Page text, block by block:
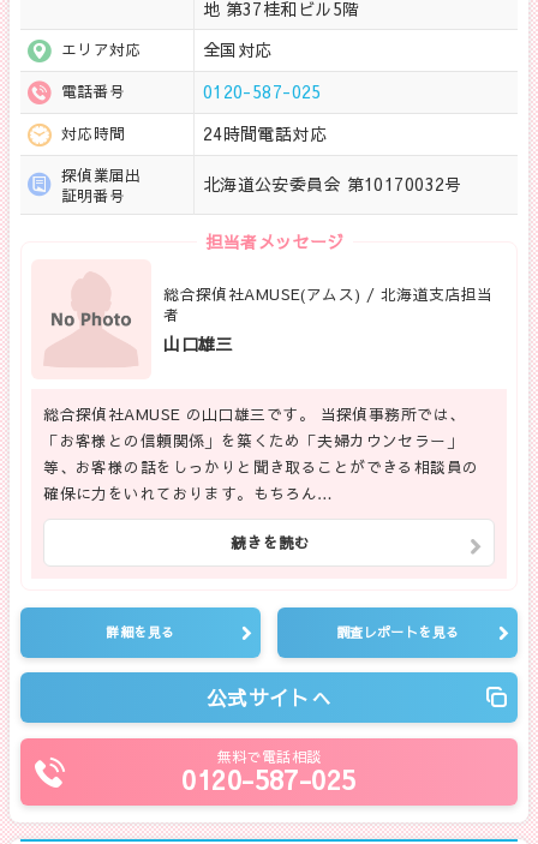
地 第37桂和ビル5階
エリア対応 全国対応
電話番号 0120-587-025
対応時間 24時間電話対応
探偵業届出
証明番号
北海道公安委員会 第10170032号
担当者メッセージ
総合探偵社AMUSE(アムス) / 北海道支店担当
者
山口雄三
総合探偵社AMUSE の山口雄三です。 当探偵事務所では、
「お客様との信頼関係」を築くため「夫婦カウンセラー」
等、お客様の話をしっかりと聞き取ることができる相談員の
確保に力をいれております。もちろん…
続きを読む
詳細を見る 調査レポートを見る
公式サイトへ
無料で電話相談
0120-587-025